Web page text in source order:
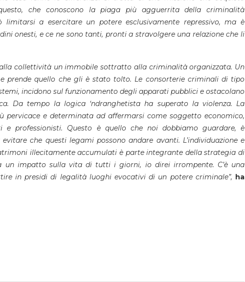
che conoscono la piaga più agguerrita della criminalità
a esercitare un potere esclusivamente repressivo, ma è
onesti, e ce ne sono tanti, pronti a stravolgere una relazione che li
collettività un immobile sottratto alla criminalità organizzata. Un
quello che gli è stato tolto. Le consorterie criminali di tipo
incidono sul funzionamento degli apparati pubblici e ostacolano
Da tempo la logica ‘ndranghetista ha superato la violenza. La
e determinata ad affermarsi come soggetto economico,
professionisti. Questo è quello che noi dobbiamo guardare, è
che questi legami possono andare avanti. L’individuazione e
illecitamente accumulati è parte integrante della strategia di
un impatto sulla vita di tutti i giorni, io direi irrompente. C’è una
in presidi di legalità luoghi evocativi di un potere criminale”, ha